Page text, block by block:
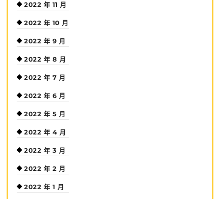
2022 年 11 月
2022 年 10 月
2022 年 9 月
2022 年 8 月
2022 年 7 月
2022 年 6 月
2022 年 5 月
2022 年 4 月
2022 年 3 月
2022 年 2 月
2022 年 1 月